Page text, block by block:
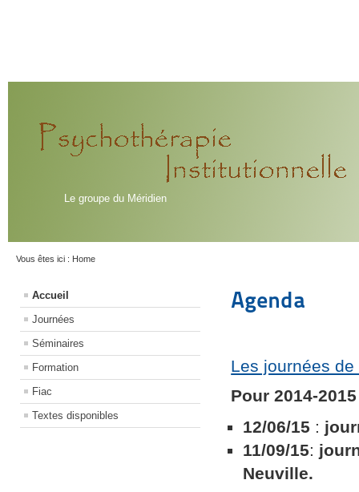
Le groupe du Méridien
Vous êtes ici : Home
Accueil
Journées
Séminaires
Formation
Fiac
Textes disponibles
Agenda
Les journées
Pour 2014-
12/06/15 :
11/09/15:
Neuville.